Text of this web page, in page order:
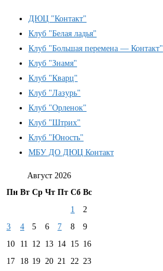
ДЮЦ "Контакт"
Клуб "Белая ладья"
Клуб "Большая перемена — Контакт"
Клуб "Знамя"
Клуб "Кварц"
Клуб "Лазурь"
Клуб "Орленок"
Клуб "Штрих"
Клуб "Юность"
МБУ ДО ДЮЦ Контакт
Август 2026
Пн Вт Ср Чт Пт Сб Вс
1
2
3
4 5 6 7 8
9
10
11 12 13 14 15 16
17
18 19 20 21 22 23